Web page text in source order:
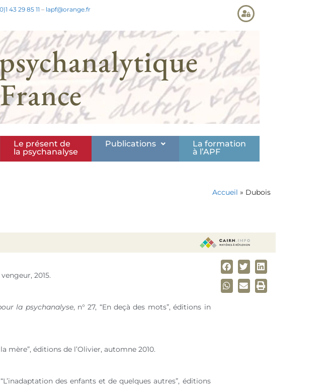
43 29 85 11 – lapf@orange.fr
Le présent de
la psychanalyse
Publications
La formation
à l’APF
Accueil » Dubois
2015.
la psychanalyse, n° 27, “En deçà des mots”, éditions in
mère”, éditions de l’Olivier, automne 2010.
des enfants et de quelques autres”, éditions